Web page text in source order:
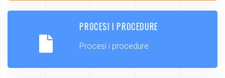
PROCESI I PROCEDURE
Procesi i procedure